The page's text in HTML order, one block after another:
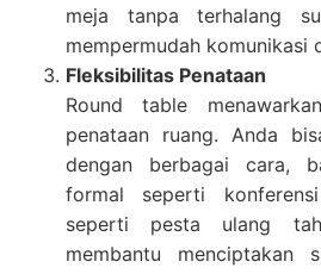
meja tanpa terhalang
mempermudah komunikasi
Fleksibilitas Penataan
Round table
penataan ruang. Anda
dengan berbagai cara,
formal seperti
seperti pesta ulang
membantu menciptakan